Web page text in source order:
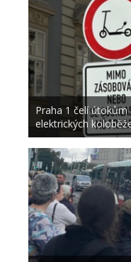
Praha 1 čelí útokům
elektrických